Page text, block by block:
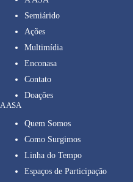
Semiárido
Ações
Multimídia
Enconasa
Contato
Doações
A ASA
Quem Somos
Como Surgimos
Linha do Tempo
Espaços de Participação